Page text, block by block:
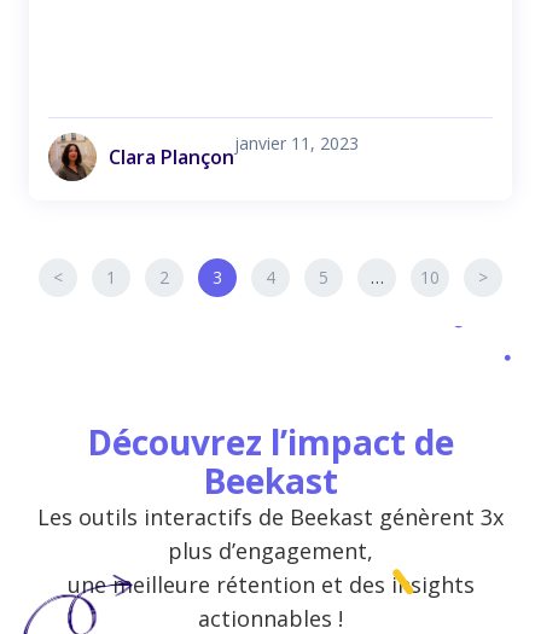
Clara Plançon
janvier 11, 2023
< 1 2 3 4 5 … 10 >
Découvrez l’impact de
Beekast
Les outils interactifs de Beekast génèrent 3x
plus d’engagement,
une meilleure rétention et des insights
actionnables !